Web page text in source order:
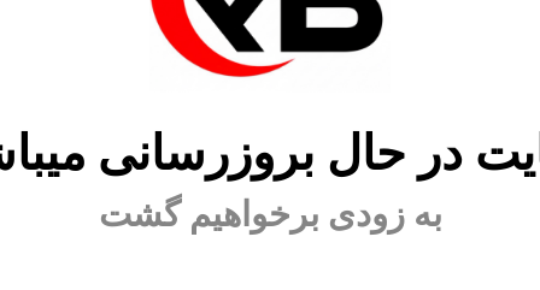
در حال بروزرسانی
به زودی برخواهیم گشت